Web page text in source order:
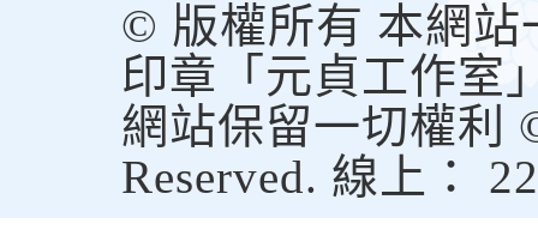
© 版權所有 本網站
印章「元貞工作室
網站保留一切權利
Reserved. 線上： 22